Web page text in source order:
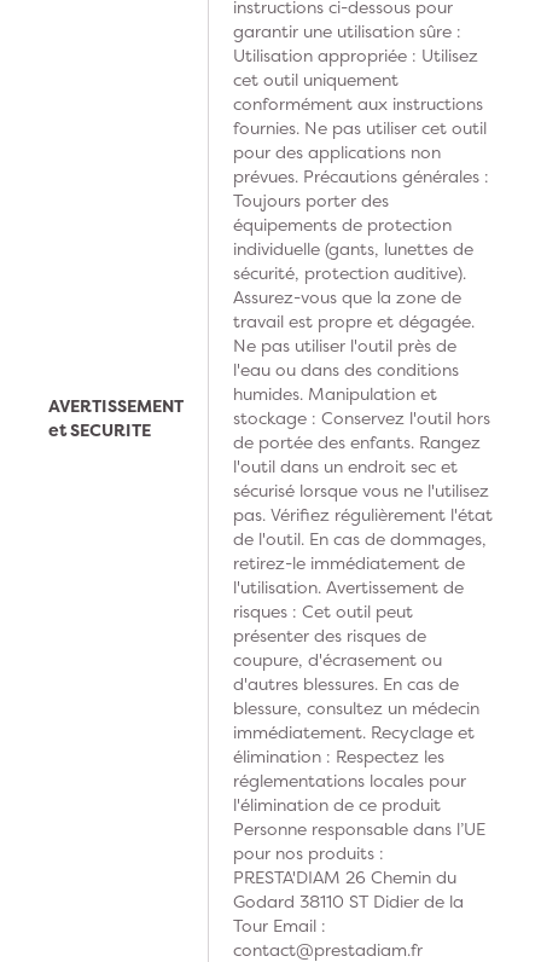
AVERTISSEMENT
et SECURITE
instructions ci-dessous pour
garantir une utilisation sûre :
Utilisation appropriée : Utilisez
cet outil uniquement
conformément aux instructions
fournies. Ne pas utiliser cet outil
pour des applications non
prévues. Précautions générales :
Toujours porter des
équipements de protection
individuelle (gants, lunettes de
sécurité, protection auditive).
Assurez-vous que la zone de
travail est propre et dégagée.
Ne pas utiliser l'outil près de
l'eau ou dans des conditions
humides. Manipulation et
stockage : Conservez l'outil hors
de portée des enfants. Rangez
l'outil dans un endroit sec et
sécurisé lorsque vous ne l'utilisez
pas. Vérifiez régulièrement l'état
de l'outil. En cas de dommages,
retirez-le immédiatement de
l'utilisation. Avertissement de
risques : Cet outil peut
présenter des risques de
coupure, d'écrasement ou
d'autres blessures. En cas de
blessure, consultez un médecin
immédiatement. Recyclage et
élimination : Respectez les
réglementations locales pour
l'élimination de ce produit
Personne responsable dans l’UE
pour nos produits :
PRESTA'DIAM 26 Chemin du
Godard 38110 ST Didier de la
Tour Email :
contact@prestadiam.fr